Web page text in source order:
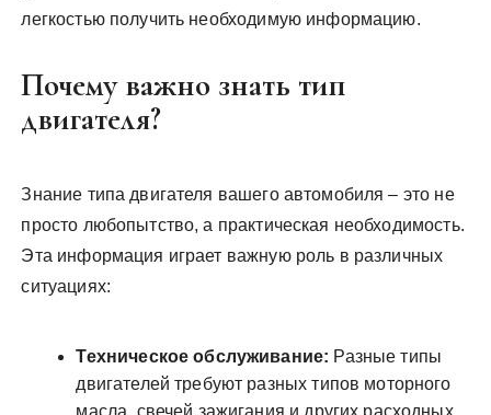
легкостью получить необходимую информацию.
Почему важно знать тип
двигателя?
Знание типа двигателя вашего автомобиля – это не
просто любопытство, а практическая необходимость.
Эта информация играет важную роль в различных
ситуациях:
Техническое обслуживание: Разные типы
двигателей требуют разных типов моторного
масла, свечей зажигания и других расходных